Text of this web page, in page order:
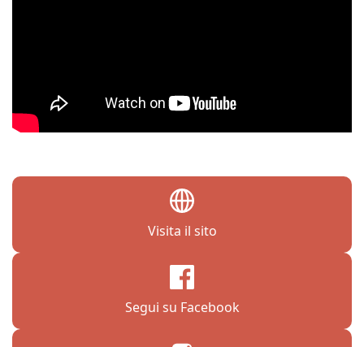
Visita il sito
Segui su Facebook